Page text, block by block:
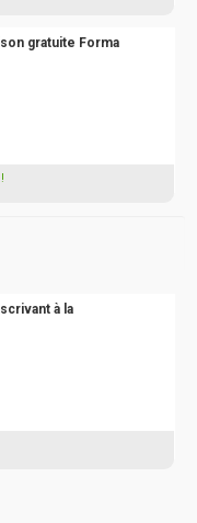
gratuite Forma
à la